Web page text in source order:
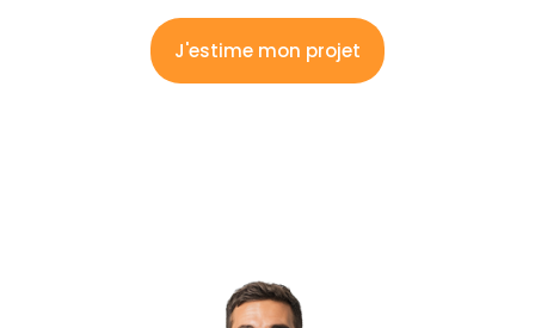
J'estime mon projet